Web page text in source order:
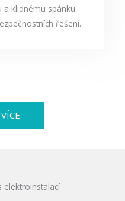
klidnému spánku.
řešení.
elektroinstalací